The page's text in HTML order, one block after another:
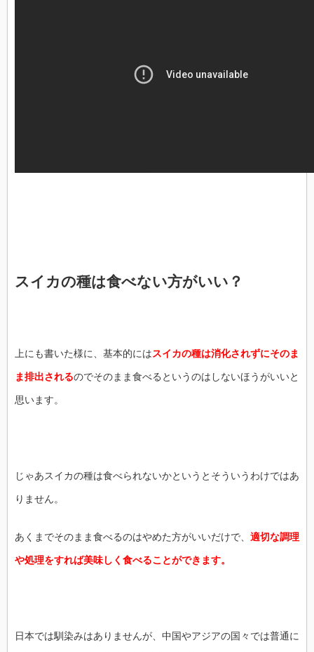
スイカの種は食べない方がいい？
上にも書いた様に、基本的にはスイカの種は消化されずにそのま
ま排出されるのでそのまま食べるというのはしないほうがいいと
思います。
じゃあスイカの種は食べられないかというとそういうわけではあ
りません。
あくまでそのまま食べるのはやめた方がいいだけで、 適切な調理
や処理をすれば美味しく食べることができます。
日本では馴染みはありませんが、中国やアジアの国々では普通に